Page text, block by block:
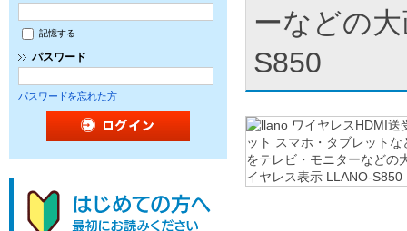
記憶する
パスワード
パスワードを忘れた方
ーなどの
S850